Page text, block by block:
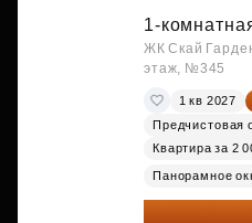
1-
ЖК Скай
этаж, №345
1 кв 2027
Предчистовая
Квартира за 2
Панорамное
20 084 340